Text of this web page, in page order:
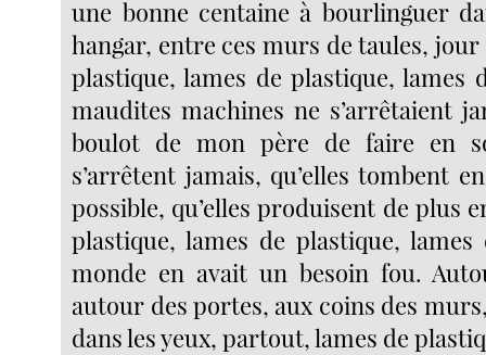
une bonne centaine à bourlinguer
hangar, entre ces murs de taules,
plastique, lames de plastique, lames
maudites machines ne s’arrêtaient
boulot de mon père de faire en
s’arrêtent jamais, qu’elles tombent
possible, qu’elles produisent de plus
plastique, lames de plastique,
monde en avait un besoin fou.
autour des portes, aux coins des
dans les yeux, partout, lames de